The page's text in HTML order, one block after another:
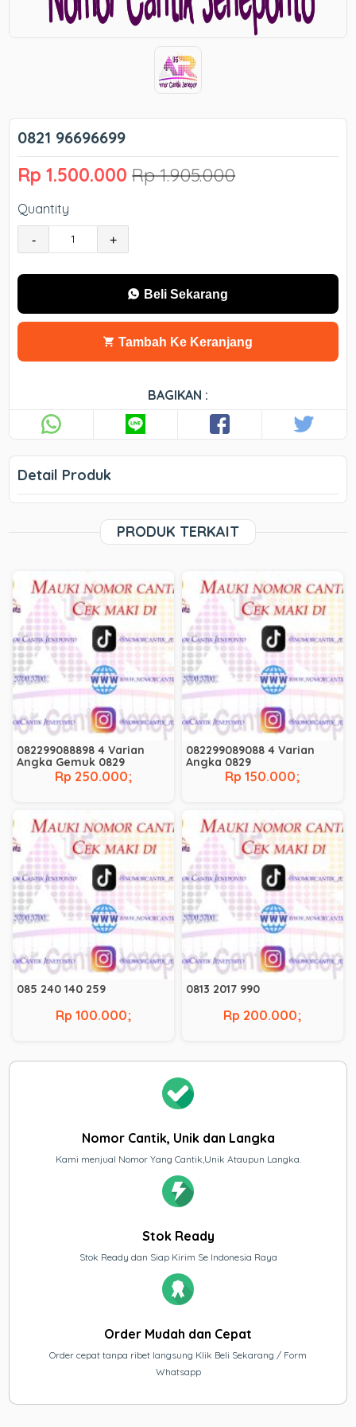
0821 96696699
Rp 1.500.000 Rp 1.905.000
Quantity
- +
Beli Sekarang
Tambah Ke Keranjang
BAGIKAN :
Detail Produk
PRODUK TERKAIT
082299088898 4 Varian
Angka Gemuk 0829
Rp 250.000;
082299089088 4 Varian
Angka 0829
Rp 150.000;
085 240 140 259
Rp 100.000;
0813 2017 990
Rp 200.000;
Nomor Cantik, Unik dan Langka
Kami menjual Nomor Yang Cantik,Unik Ataupun Langka.
Stok Ready
Stok Ready dan Siap Kirim Se Indonesia Raya
Order Mudah dan Cepat
Order cepat tanpa ribet langsung Klik Beli Sekarang / Form
Whatsapp